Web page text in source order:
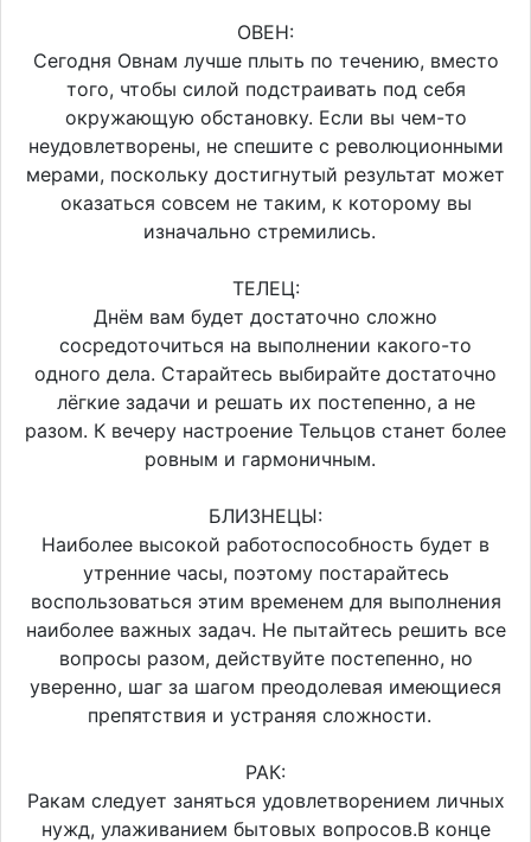
ОВЕН:
Сегодня Овнам лучше плыть по течению, вместо
того, чтобы силой подстраивать под себя
окружающую обстановку. Если вы чем-то
неудовлетворены, не спешите с революционными
мерами, поскольку достигнутый результат может
оказаться совсем не таким, к которому вы
изначально стремились.
ТЕЛЕЦ:
Днём вам будет достаточно сложно
сосредоточиться на выполнении какого-то
одного дела. Старайтесь выбирайте достаточно
лёгкие задачи и решать их постепенно, а не
разом. К вечеру настроение Тельцов станет более
ровным и гармоничным.
БЛИЗНЕЦЫ:
Наиболее высокой работоспособность будет в
утренние часы, поэтому постарайтесь
воспользоваться этим временем для выполнения
наиболее важных задач. Не пытайтесь решить все
вопросы разом, действуйте постепенно, но
уверенно, шаг за шагом преодолевая имеющиеся
препятствия и устраняя сложности.
РАК:
Ракам следует заняться удовлетворением личных
нужд, улаживанием бытовых вопросов.В конце